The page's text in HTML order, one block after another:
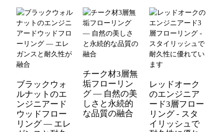
ブラックウォ
ルナットのエ
ンジニアード
ウッドフロー
リング — エレ
チーク材3層無
垢フローリン
グ — 自然の美
しさと永続的
な品質の融合
レッドオーク
のエンジニア
ード3層フロー
リング - スタ
イリッシュで